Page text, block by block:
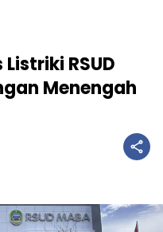
Listriki RSUD
Menengah